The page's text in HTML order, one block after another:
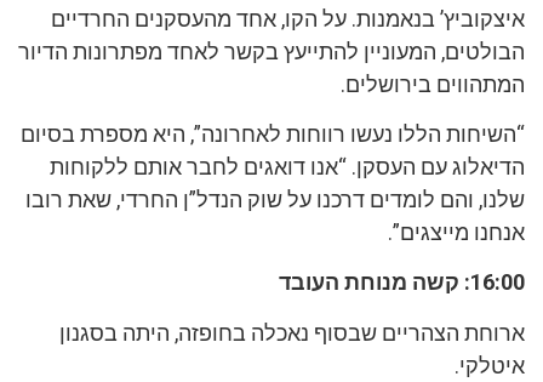
איצקוביץ’ בנאמנות. על הקו, אחד מהעסקנים החרדיים
הבולטים, המעוניין להתייעץ בקשר לאחד מפתרונות הדיור
המתהווים בירושלים.
“השיחות הללו נעשו רווחות לאחרונה”, היא מספרת בסיום
הדיאלוג עם העסקן. “אנו דואגים לחבר אותם ללקוחות
שלנו, והם לומדים דרכנו על שוק הנדל”ן החרדי, שאת רובו
אנחנו מייצגים”.
16:00: קשה מנוחת העובד
ארוחת הצהריים שבסוף נאכלה בחופזה, היתה בסגנון
איטלקי.